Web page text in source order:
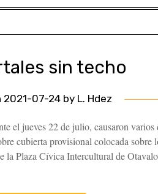
sin techo
2021-07-24 by L. Hdez
el jueves 22 de julio, causaron varios
cubierta provisional colocada sobre
la Plaza Cívica Intercultural de